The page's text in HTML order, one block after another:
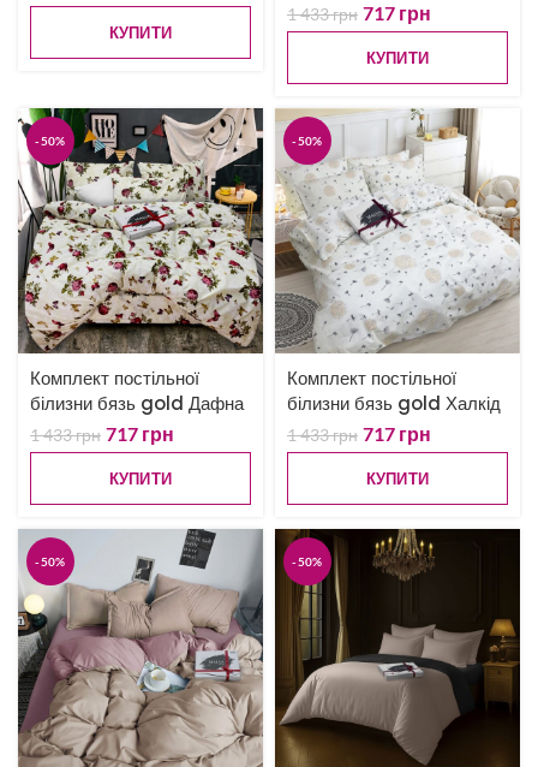
КУПИТИ
1 433грн 717 грн
КУПИТИ
-50%
Комплект постільної
білизни бязь gold Дафна
1 433грн 717 грн
КУПИТИ
-50%
Комплект постільної
білизни бязь gold Халкід
1 433грн 717 грн
КУПИТИ
-50% -50%